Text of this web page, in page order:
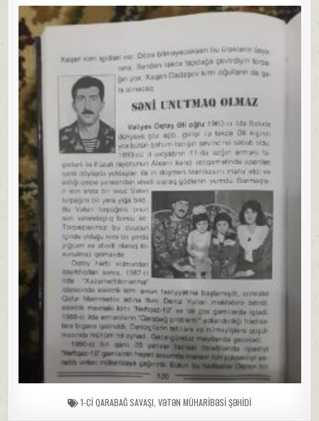
1-CI QARABAĞ SAVAŞI VƏTƏN MÜHARIBƏSI ŞƏHIDI